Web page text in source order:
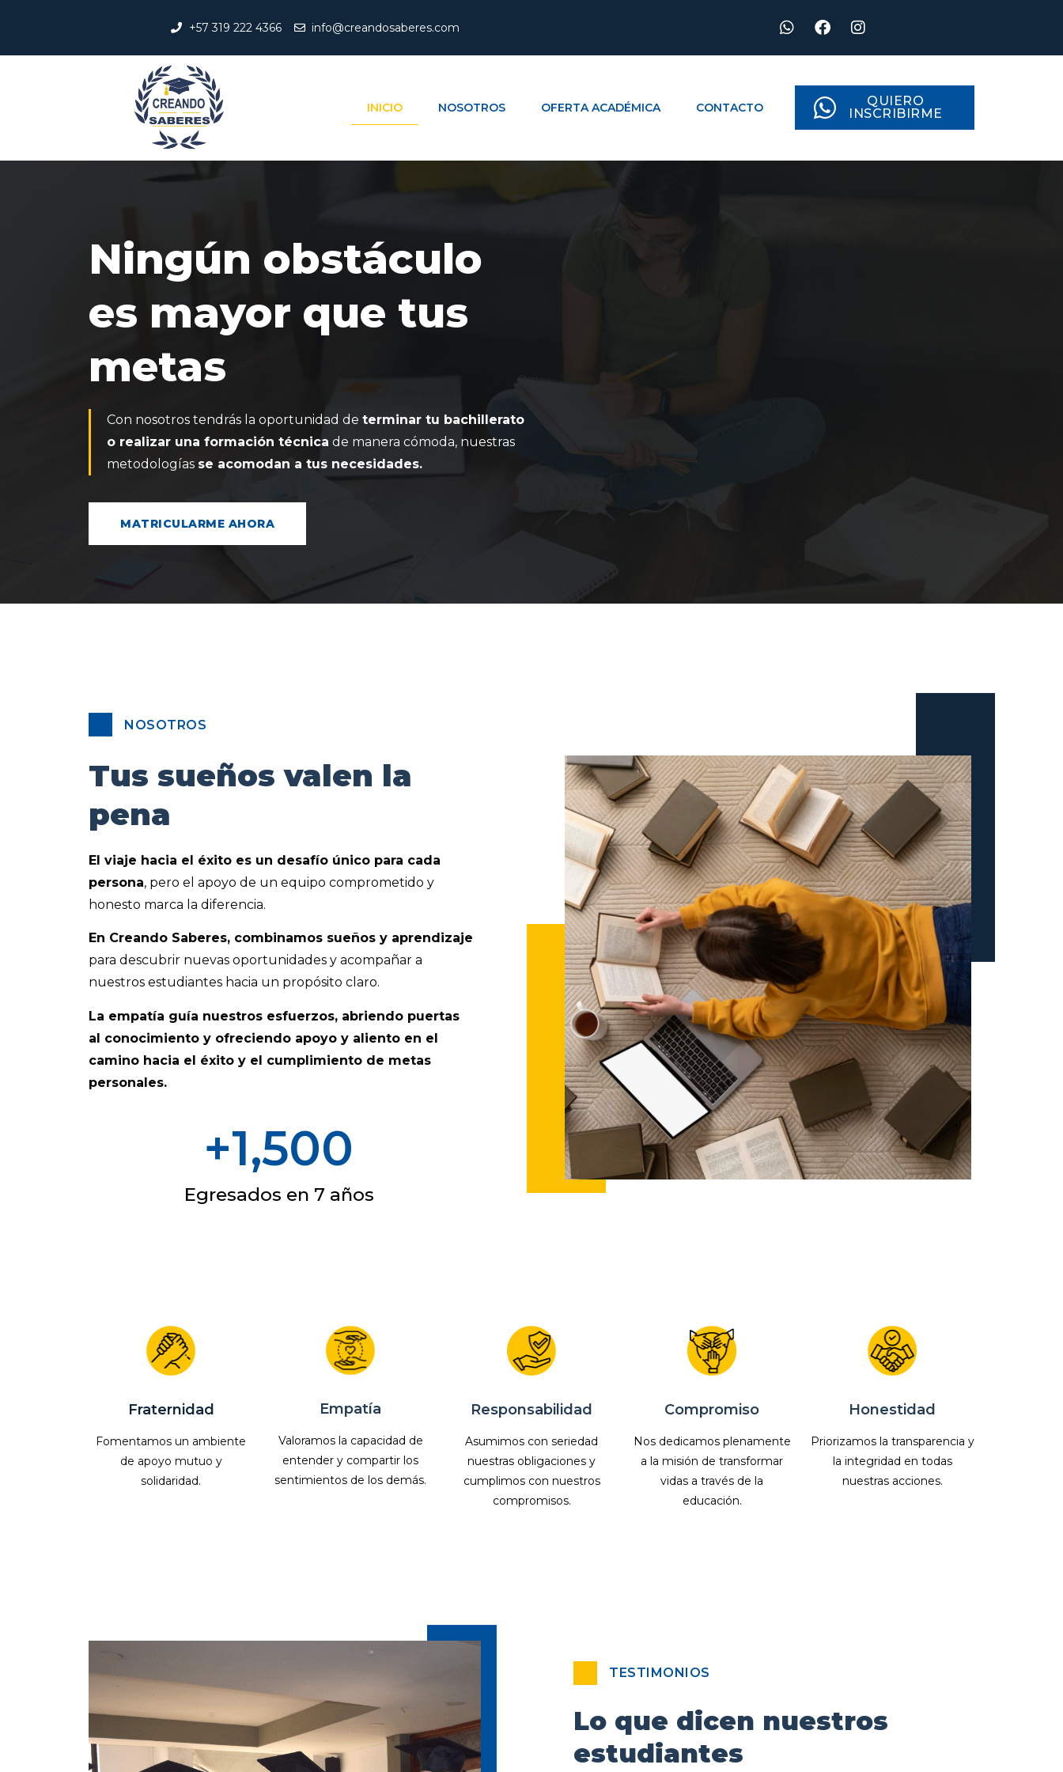
+57 319 222 4366 info@creandosaberes.com
INICIO NOSOTROS OFERTA ACADÉMICA CONTACTO
QUIERO
INSCRIBIRME
Ningún obstáculo
es mayor que tus
metas
Con nosotros tendrás la oportunidad de terminar tu bachillerato
o realizar una formación técnica de manera cómoda, nuestras
metodologías se acomodan a tus necesidades.
MATRICULARME AHORA
NOSOTROS
Tus sueños valen la
pena
El viaje hacia el éxito es un desafío único para cada
persona, pero el apoyo de un equipo comprometido y
honesto marca la diferencia.
En Creando Saberes, combinamos sueños y aprendizaje
para descubrir nuevas oportunidades y acompañar a
nuestros estudiantes hacia un propósito claro.
La empatía guía nuestros esfuerzos, abriendo puertas
al conocimiento y ofreciendo apoyo y aliento en el
camino hacia el éxito y el cumplimiento de metas
personales.
Egresados en 7 años
+1,500
Fraternidad
Fomentamos un ambiente
de apoyo mutuo y
solidaridad.
Empatía
Valoramos la capacidad de
entender y compartir los
sentimientos de los demás.
Responsabilidad
Asumimos con seriedad
nuestras obligaciones y
cumplimos con nuestros
compromisos.
Compromiso
Nos dedicamos plenamente
a la misión de transformar
vidas a través de la
educación.
Honestidad
Priorizamos la transparencia y
la integridad en todas
nuestras acciones.
TESTIMONIOS
Lo que dicen nuestros
estudiantes